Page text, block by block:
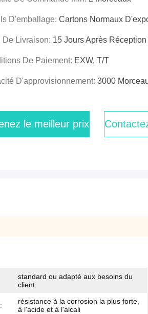
D'emballage: Cartons Normaux
De Livraison: 15 Jours Après
De Paiement: EXW, T/T
D'approvisionnement: 3000
le meilleur prix
standard ou adapté aux besoins du
client
résistance à la corrosion la plus forte,
à l'acide et à l'alcali